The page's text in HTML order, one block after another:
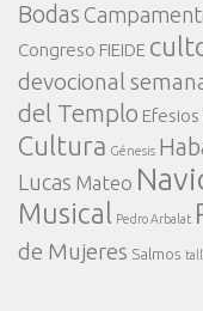
Bodas
Congreso FIEIDE
devocional
del Templo Efesios
Cultura Génesis
Lucas Mateo
Musical
Pedro Arbalat
de Mujeres Salmos